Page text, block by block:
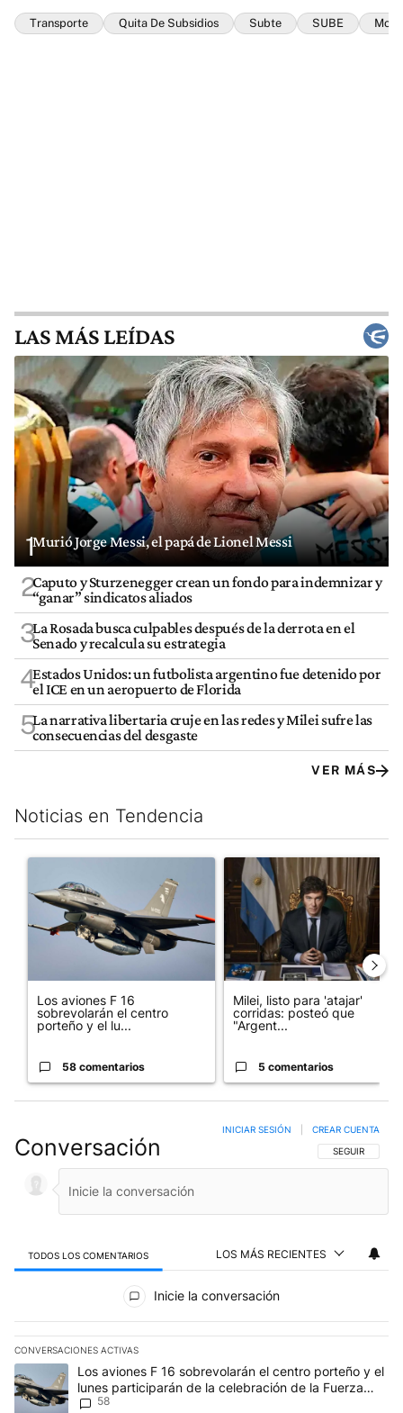
Transporte Quita De Subsidios Subte SUBE
LAS MÁS LEÍDAS
1Murió Jorge Messi, el papá de Lionel Messi
2Caputo y Sturzenegger crean un fondo para indemnizar y
“ganar” sindicatos aliados
3La Rosada busca culpables después de la derrota en el
Senado y recalcula su estrategia
4Estados Unidos: un futbolista argentino fue detenido por
el ICE en un aeropuerto de Florida
5La narrativa libertaria cruje en las redes y Milei sufre las
consecuencias del desgaste
VER MÁS
Noticias en Tendencia
Este listado muestra los artículos con más comentarios en los
Un artículo de tendencia con el título "Los aviones F 16
Los aviones F 16
sobrevolarán el centro
porteño y el lu...
58 comentarios
Un artículo de tendencia con
Milei, listo para 'atajar'
corridas: posteó que
"Argent...
5 comentarios
Conversación SIGA ESTA
SEGUIR
INICIAR SESIÓN CREAR CUENTA
TODOS LOS COMENTARIOS LOS MÁS RECIENTES
Inicie la conversación
CONVERSACIONES ACTIVAS
Este listado muestra los artículos con más comentarios en los
Un artículo de tendencia con el título "Los aviones F 16
Los aviones F 16 sobrevolarán el centro porteño y el
lunes participarán de la celebración de la Fuerza
Aérea
58